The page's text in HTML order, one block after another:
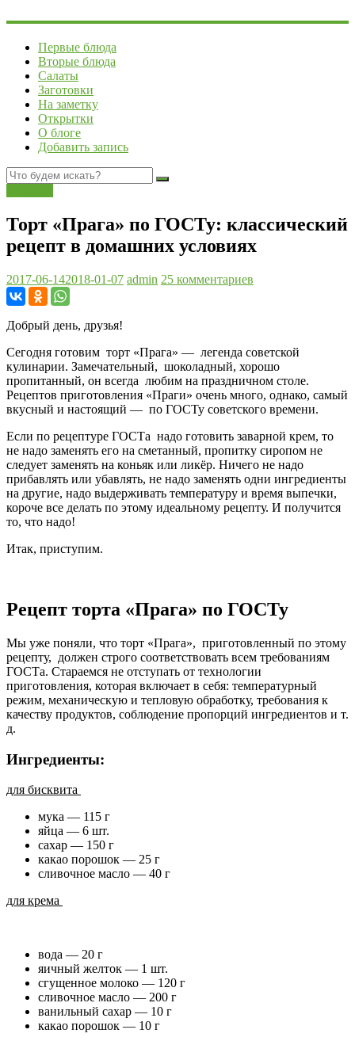
Первые блюда
Вторые блюда
Салаты
Заготовки
На заметку
Открытки
О блоге
Добавить запись
Торт «Прага» по ГОСТу: классический
рецепт в домашних условиях
2017-06-142018-01-07 admin 25 комментариев
Добрый день, друзья!
Сегодня готовим торт «Прага» — легенда советской
кулинарии. Замечательный, шоколадный, хорошо
пропитанный, он всегда любим на праздничном столе.
Рецептов приготовления «Праги» очень много, однако, самый
вкусный и настоящий — по ГОСТу советского времени.
Если по рецептуре ГОСТа надо готовить заварной крем, то
не надо заменять его на сметанный, пропитку сиропом не
следует заменять на коньяк или ликёр. Ничего не надо
прибавлять или убавлять, не надо заменять одни ингредиенты
на другие, надо выдерживать температуру и время выпечки,
короче все делать по этому идеальному рецепту. И получится
то, что надо!
Итак, приступим.
Рецепт торта «Прага» по ГОСТу
Мы уже поняли, что торт «Прага», приготовленный по этому
рецепту, должен строго соответствовать всем требованиям
ГОСТа. Стараемся не отступать от технологии
приготовления, которая включает в себя: температурный
режим, механическую и тепловую обработку, требования к
качеству продуктов, соблюдение пропорций ингредиентов и т.
д.
Ингредиенты:
для бисквита
мука — 115 г
яйца — 6 шт.
сахар — 150 г
какао порошок — 25 г
сливочное масло — 40 г
для крема
вода — 20 г
яичный желток — 1 шт.
сгущенное молоко — 120 г
сливочное масло — 200 г
ванильный сахар — 10 г
какао порошок — 10 г